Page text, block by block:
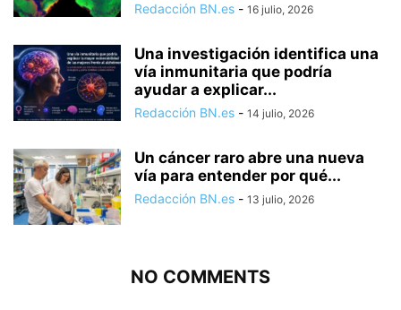
Redacción BN.es - 16 julio, 2026
Una investigación identifica una
vía inmunitaria que podría
ayudar a explicar...
Redacción BN.es - 14 julio, 2026
Un cáncer raro abre una nueva
vía para entender por qué...
Redacción BN.es - 13 julio, 2026
NO COMMENTS